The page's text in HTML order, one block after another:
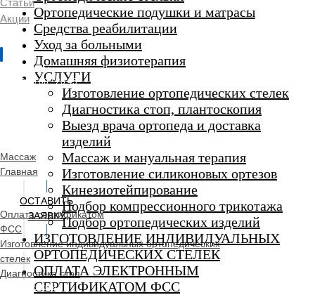
г. Люберцы
Пн-Вс 9:00 - 20:45
салон
Ортопедические подушки и матрасы
Средства реабилитации
Уход за больными
Домашняя физиотерапия
УСЛУГИ
Изготовление ортопедических стелек
Диагностика стоп, плантоскопия
Выезд врача ортопеда и доставка
изделий
Массаж и мануальная терапия
Изготовление силиконовых ортезов
Кинезиотейпирование
Подбор компрессионного трикотажа
Подбор ортопедических изделий
ИЗГОТОВЛЕНИЕ ИНДИВИДУАЛЬНЫХ
ОРТОПЕДИЧЕСКИХ СТЕЛЕК
ОПЛАТА ЭЛЕКТРОННЫМ
СЕРТИФИКАТОМ ФСС
Статьи
Акции
Массаж
Главная
ОСТАВИТЬ
ЗАЯВКУ
Оплата сертификатом
ФСС
Изготовление индивидуальных ортопедических
стелек
Диагностика стоп
Ортопедический